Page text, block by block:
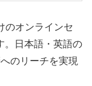
のオンラインセ
。日本語・英語の
のリーチを実現